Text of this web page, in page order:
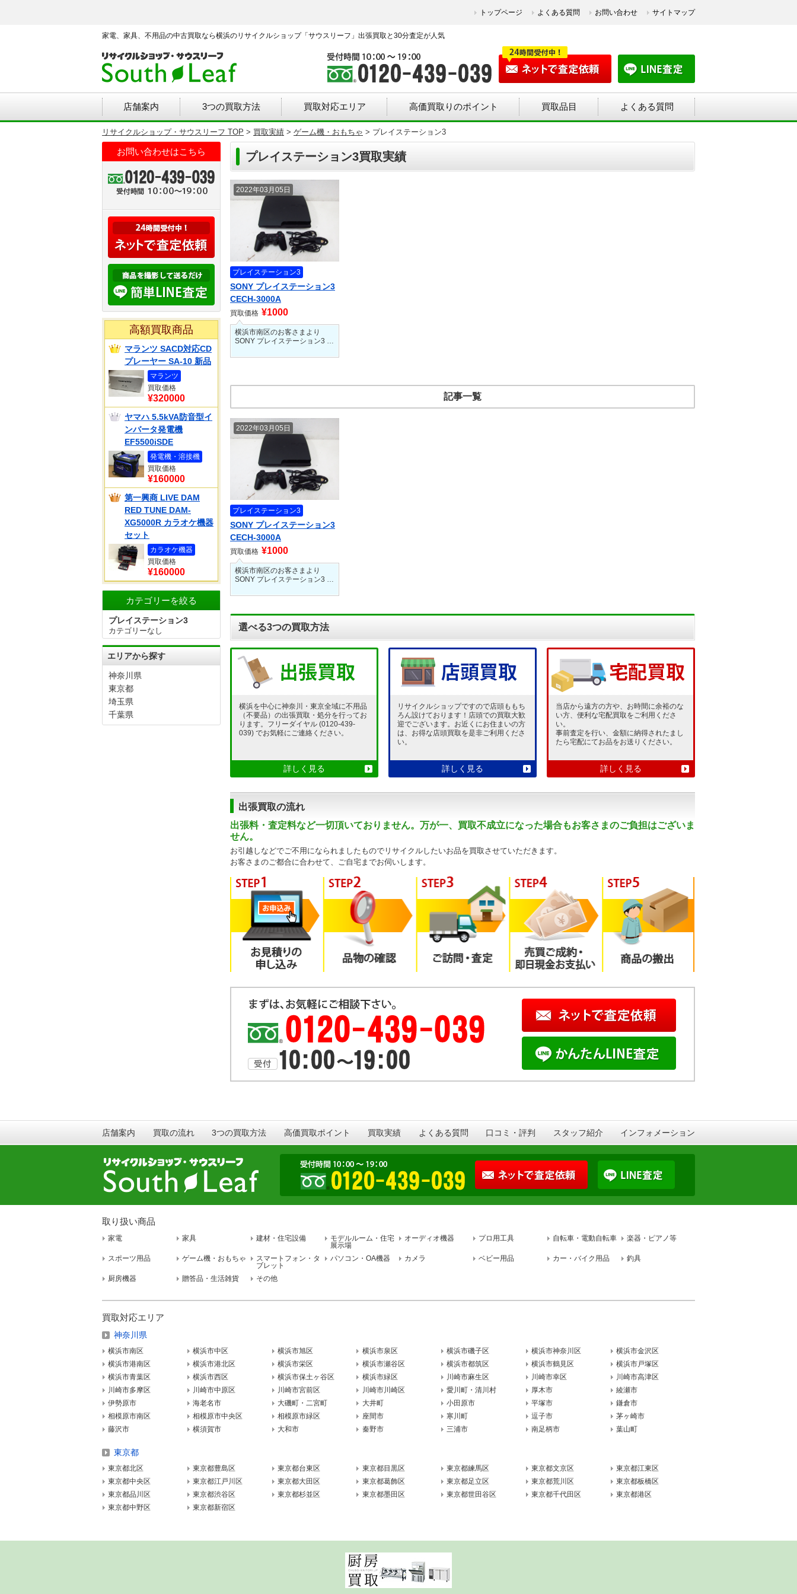
トップページ よくある質問 お問い合わせ サイトマップ
家電、家具、不用品の中古買取なら横浜のリサイクルショップ「サウスリーフ」出張買取と30分査定が人気
店舗案内 3つの買取方法 買取対応エリア 高価買取りのポイント 買取品目 よくある質問
リサイクルショップ・サウスリーフ TOP > 買取実績 > ゲーム機・おもちゃ > プレイステーション3
プレイステーション3買取実績
2022年03月05日
プレイステーション3
SONY プレイステーション3
CECH-3000A
買取価格 ¥1000
横浜市南区のお客さまより
SONY プレイステーション3 …
記事一覧
2022年03月05日
プレイステーション3
SONY プレイステーション3
CECH-3000A
買取価格 ¥1000
横浜市南区のお客さまより
SONY プレイステーション3 …
選べる3つの買取方法
横浜を中心に神奈川・東京全域に不用品
（不要品）の出張買取・処分を行ってお
ります。フリーダイヤル (0120-439-
039) でお気軽にご連絡ください。
詳しく見る
リサイクルショップですので店頭ももち
ろん設けております！店頭での買取大歓
迎でございます。お近くにお住まいの方
は、お得な店頭買取を是非ご利用くださ
い。
詳しく見る
当店から遠方の方や、お時間に余裕のな
い方、便利な宅配買取をご利用くださ
い。
事前査定を行い、金額に納得されたまし
たら宅配にてお品をお送りください。
詳しく見る
出張買取の流れ
出張料・査定料など一切頂いておりません。万が一、買取不成立になった場合もお客さまのご負担はございま
せん。
お引越しなどでご不用になられましたものでリサイクルしたいお品を買取させていただきます。
お客さまのご都合に合わせて、ご自宅までお伺いします。
お問い合わせはこちら
高額買取商品
マランツ SACD対応CD
プレーヤー SA-10 新品
マランツ
買取価格
¥320000
ヤマハ 5.5kVA防音型イ
ンバータ発電機
EF5500iSDE
発電機・溶接機
買取価格
¥160000
第一興商 LIVE DAM
RED TUNE DAM-
XG5000R カラオケ機器
セット
カラオケ機器
買取価格
¥160000
カテゴリーを絞る
プレイステーション3
カテゴリーなし
エリアから探す
神奈川県
東京都
埼玉県
千葉県
店舗案内 買取の流れ 3つの買取方法 高価買取ポイント 買取実績 よくある質問 口コミ・評判 スタッフ紹介 インフォメーション
取り扱い商品
家電 家具 建材・住宅設備
モデルルーム・住宅
展示場
オーディオ機器 プロ用工具 自転車・電動自転車 楽器・ピアノ等
スポーツ用品 ゲーム機・おもちゃ
スマートフォン・タ
ブレット
パソコン・OA機器 カメラ ベビー用品 カー・バイク用品 釣具
厨房機器 贈答品・生活雑貨 その他
買取対応エリア
神奈川県
横浜市南区 横浜市中区 横浜市旭区 横浜市泉区 横浜市磯子区 横浜市神奈川区
横浜市金沢区
横浜市港南区
横浜市港北区 横浜市栄区 横浜市瀬谷区 横浜市都筑区 横浜市鶴見区
横浜市戸塚区
横浜市青葉区
横浜市西区 横浜市保土ヶ谷区 横浜市緑区 川崎市麻生区 川崎市幸区
川崎市高津区
川崎市多摩区
川崎市中原区 川崎市宮前区 川崎市川崎区 愛川町・清川村 厚木市
綾瀬市
伊勢原市
海老名市 大磯町・二宮町 大井町 小田原市 平塚市
鎌倉市
相模原市南区
相模原市中央区 相模原市緑区 座間市 寒川町 逗子市
茅ヶ崎市
藤沢市
横須賀市 大和市 秦野市 三浦市 南足柄市 葉山町
東京都
東京都北区 東京都豊島区 東京都台東区 東京都目黒区 東京都練馬区 東京都文京区
東京都江東区
東京都中央区
東京都江戸川区 東京都大田区 東京都葛飾区 東京都足立区 東京都荒川区
東京都板橋区
東京都品川区
東京都渋谷区 東京都杉並区 東京都墨田区 東京都世田谷区 東京都千代田区
東京都港区
東京都中野区
東京都新宿区